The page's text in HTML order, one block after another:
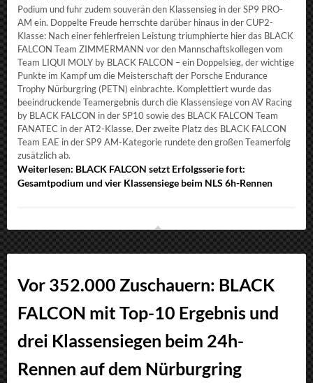
Podium und fuhr zudem souverän den Klassensieg in der SP9 PRO-
AM ein. Doppelte Freude herrschte darüber hinaus in der CUP2-
Klasse: Nach einer fehlerfreien Leistung triumphierte hier das BLACK
FALCON Team ZIMMERMANN vor den Mannschaftskollegen vom
Team LIQUI MOLY by BLACK FALCON – ein Doppelsieg, der wichtige
Punkte im Kampf um die Meisterschaft der Porsche Endurance
Trophy Nürburgring (PETN) einbrachte. Komplettiert wurde das
beeindruckende Teamergebnis durch die Klassensiege von AV Racing
by BLACK FALCON in der SP10 sowie des BLACK FALCON Team
FANATEC in der AT2-Klasse. Der zweite Platz des BLACK FALCON
Team EAE in der SP9 AM-Kategorie rundete den großen Teamerfolg
zusätzlich ab.
Weiterlesen: BLACK FALCON setzt Erfolgsserie fort:
Gesamtpodium und vier Klassensiege beim NLS 6h-Rennen
Vor 352.000 Zuschauern: BLACK
FALCON mit Top-10 Ergebnis und
drei Klassensiegen beim 24h-
Rennen auf dem Nürburgring